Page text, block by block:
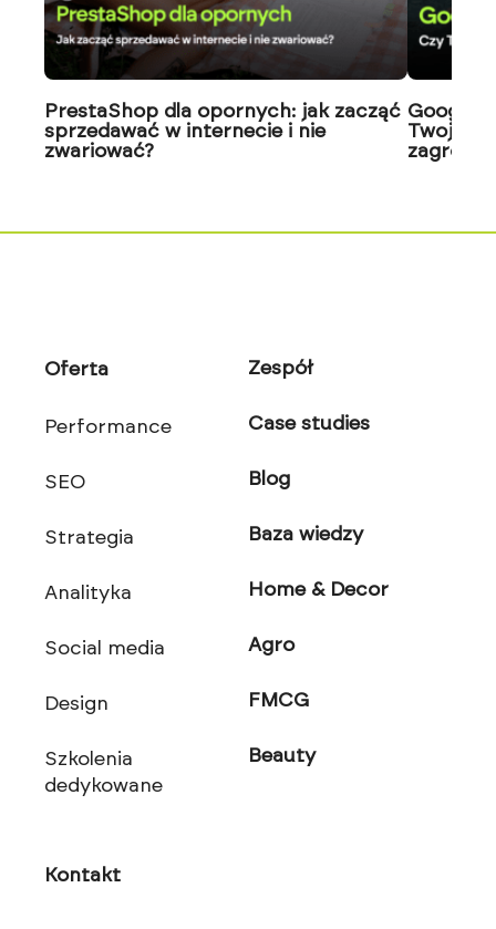
PrestaShop dla opornych: jak zacząć
sprzedawać w internecie i nie
zwariować?
Google
Twoja
Oferta
Performance
SEO
Strategia
Analityka
Social media
Design
Szkolenia
dedykowane
Kontakt
Zespół
Case studies
Blog
Baza wiedzy
Home & Decor
Agro
FMCG
Beauty